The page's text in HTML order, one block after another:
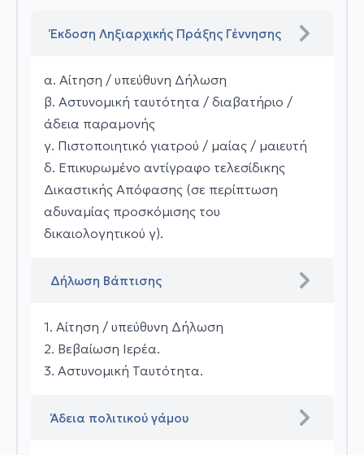
Έκδοση Ληξιαρχικής Πράξης Γέννησης
α. Αίτηση / υπεύθυνη Δήλωση
β. Αστυνομική ταυτότητα / διαβατήριο /
άδεια παραμονής
γ. Πιστοποιητικό γιατρού / μαίας / μαιευτή
δ. Επικυρωμένο αντίγραφο τελεσίδικης
Δικαστικής Απόφασης (σε περίπτωση
αδυναμίας προσκόμισης του
δικαιολογητικού γ).
Δήλωση Βάπτισης
1. Αίτηση / υπεύθυνη Δήλωση
2. Βεβαίωση Ιερέα.
3. Αστυνομική Ταυτότητα.
Άδεια πολιτικού γάμου